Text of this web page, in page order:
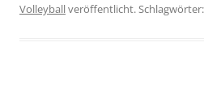
Volleyballveröffentlicht. Schlagwörter: